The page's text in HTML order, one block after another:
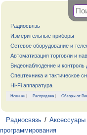
Радиосвязь
Измерительные приборы
Сетевое оборудование и
Автоматизация торговли и
Видеонаблюдение и контроль
Спецтехника и тактическое
Hi-Fi аппаратура
Новинки | Распродажа| Обзоры от
Радиосвязь / Аксессуары
программирования